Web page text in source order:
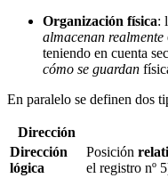
Organización física:
almacenan realmente
teniendo en cuenta
cómo se guardan
En paralelo se definen dos
Dirección
Dirección
lógica
Posición
el registro nº